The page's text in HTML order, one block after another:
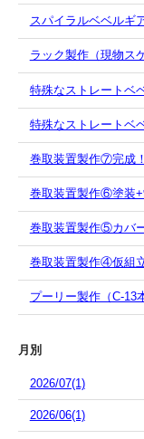
スパイラルベベルギ
ラック製作（現物ス
特殊なストレート
特殊なストレートベ
巻取装置製作⑦完成
巻取装置製作⑥塗装
巻取装置製作⑤カバ
巻取装置製作④仮組
プーリー製作（C-13
月別
2026/07(1)
2026/06(1)